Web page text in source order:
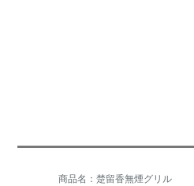
商品名：楚留香無煙グリル